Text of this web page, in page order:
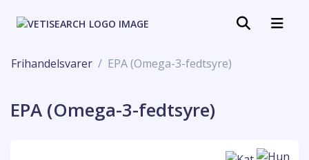
Frihandelsvarer EPA (Omega-3-fedtsyre)
EPA (Omega-3-fedtsyre)